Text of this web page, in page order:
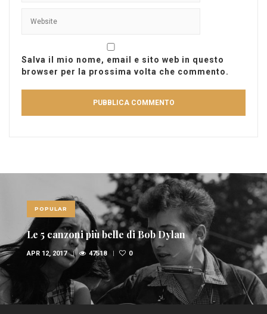
Salva il mio nome, email e sito web in questo
browser per la prossima volta che commento.
POPULAR
Le 5 canzoni più belle di Bob Dylan
APR 12, 2017 47518 0